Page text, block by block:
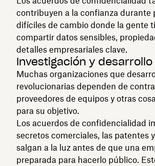
contribuyen a la confianza durante
difíciles de cambio donde la gente
compartir datos sensibles,
detalles empresariales clave.
Investigación y desarrollo
Muchas organizaciones que
revolucionarias dependen de
proveedores de equipos y otras
para su objetivo.
Los acuerdos de confidencialidad
secretos comerciales, las patentes
salgan a la luz antes de que una
preparada para hacerlo público.